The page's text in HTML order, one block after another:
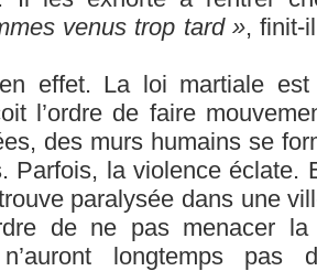
venus trop tard », finit-
effet. La loi martiale
l’ordre de faire
des murs humains se
Parfois, la violence éclate.
paralysée dans une
de ne pas menacer
n’auront longtemps pas